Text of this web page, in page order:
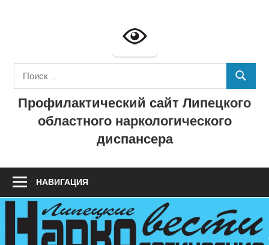
сайт
ГУЗ
"Липецкий
областной
ПОИСК
Профилактический сайт Липецкого
областного наркологического
диспансера
НАВИГАЦИЯ